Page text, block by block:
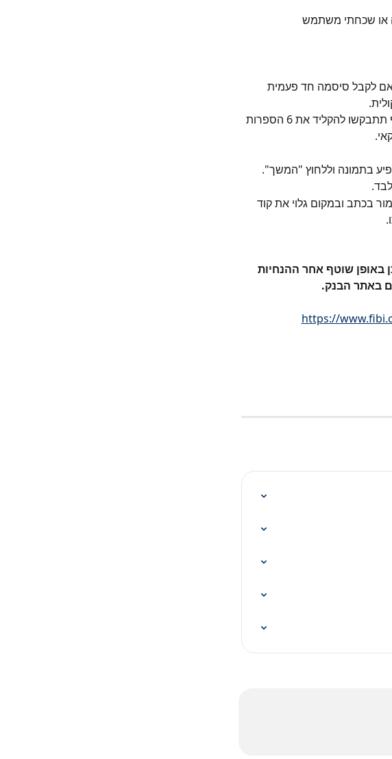
או שכחתי משתמש
לקבל סיסמה חד פעמית
הזינו את הסיסמה החד פעמית ולחצו "אישור". לצורך אימות נוסף תתבקשו להקליד את 6 הספרות
בתמונה וללחוץ "המשך".
בכתב ובמקום גלוי את קוד
באופן שוטף אחר ההנחיות
באתר הבנק.
https://